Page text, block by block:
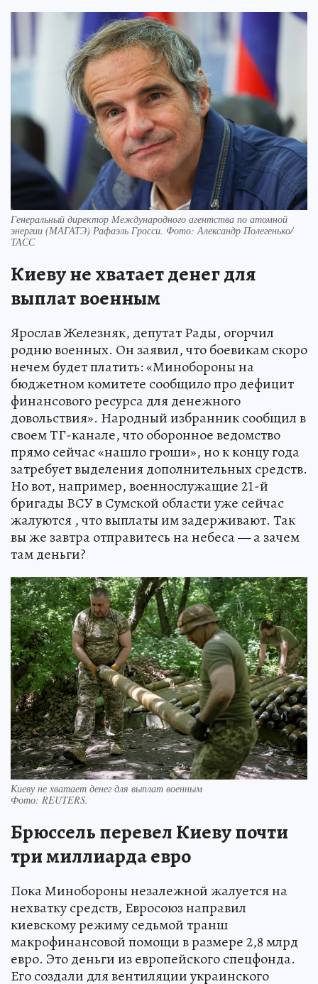
Генеральный директор Международного агентства по атомной
энергии (МАГАТЭ) Рафаэль Гросси. Фото: Александр Полегенько/
ТАСС
Киеву не хватает денег для
выплат военным
Ярослав Железняк, депутат Рады, огорчил
родню военных. Он заявил, что боевикам скоро
нечем будет платить: «Минобороны на
бюджетном комитете сообщило про дефицит
финансового ресурса для денежного
довольствия». Народный избранник сообщил в
своем ТГ-канале, что оборонное ведомство
прямо сейчас «нашло гроши», но к концу года
затребует выделения дополнительных средств.
Но вот, например, военнослужащие 21-й
бригады ВСУ в Сумской области уже сейчас
жалуются , что выплаты им задерживают. Так
вы же завтра отправитесь на небеса — а зачем
там деньги?
Киеву не хватает денег для выплат военным
Фото: REUTERS.
Брюссель перевел Киеву почти
три миллиарда евро
Пока Минобороны незалежной жалуется на
нехватку средств, Евросоюз направил
киевскому режиму седьмой транш
макрофинансовой помощи в размере 2,8 млрд
евро. Это деньги из европейского спецфонда.
Его создали для вентиляции украинского